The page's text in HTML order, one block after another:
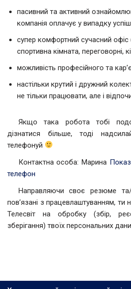
пасивний та активний
компанія оплачує у випадку
супер комфортний сучасний офіс
спортивна кімната, переговорні,
можливість професійного та
настільки крутий і дружний
не тільки працювати, але і
Якщо така робота тобі
дізнатися більше, тоді
телефонуй
Контактна особа: Марина
телефон
Направляючи своє резюме
пов’язані з працевлаштуванням,
Телесвіт на обробку (збір,
зберігання) твоїх персональних